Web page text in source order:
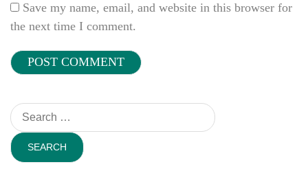
Save my name, email, and website in this browser for
the next time I comment.
Search
for: